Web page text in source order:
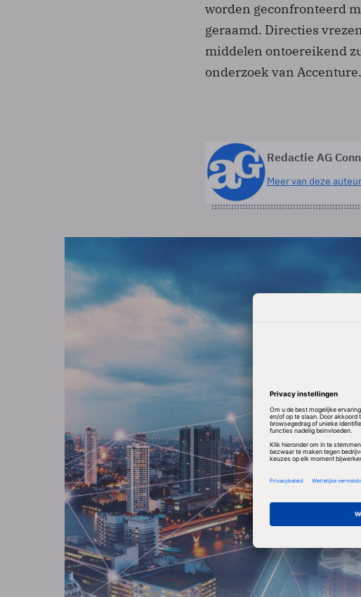
worden geconfronteerd
geraamd. Directies
middelen ontoereikend
onderzoek van Accenture.
Redactie AG
Meer van deze auteur